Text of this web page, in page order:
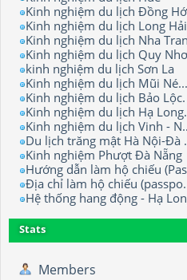
Kinh nghiệm du lịch Đồng
Kinh nghiệm du lịch Long Hải
Kinh nghiệm du lịch Nha
Kinh nghiệm du lịch Quy
kinh nghiệm du lịch Sơn La
Kinh nghiệm du lịch Mũi Né...
Kinh nghiệm du lịch Bảo Lộc.
Kinh nghiệm du lịch Hạ
Kinh nghiệm du lịch Vinh -
Du lịch trăng mật Hà Nội-Đà
Kinh nghiệm Phượt Đà Nẵng
Hướng dẫn làm hộ chiếu
Địa chỉ làm hộ chiếu
Hệ thống hang động - Hạ
Stats
Members